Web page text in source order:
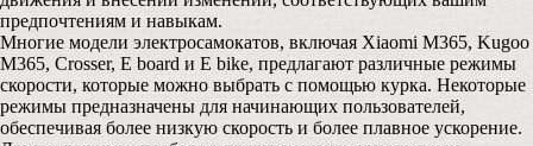
предпочтениям и навыкам.
Многие модели электросамокатов, включая Xiaomi M365, Kugoo
M365, Crosser, E board и E bike, предлагают различные режимы
скорости, которые можно выбрать с помощью курка. Некоторые
режимы предназначены для начинающих пользователей,
обеспечивая более низкую скорость и более плавное ускорение.